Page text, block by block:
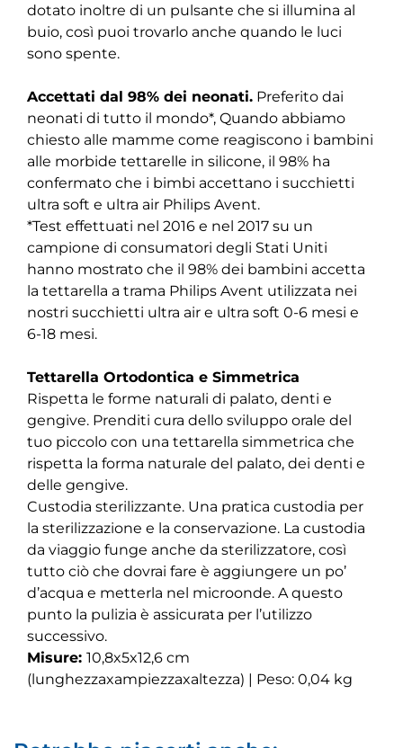
dotato inoltre di un pulsante che si illumina al
buio, così puoi trovarlo anche quando le luci
sono spente.
Accettati dal 98% dei neonati. Preferito dai
neonati di tutto il mondo*, Quando abbiamo
chiesto alle mamme come reagiscono i bambini
alle morbide tettarelle in silicone, il 98% ha
confermato che i bimbi accettano i succhietti
ultra soft e ultra air Philips Avent.
*Test effettuati nel 2016 e nel 2017 su un
campione di consumatori degli Stati Uniti
hanno mostrato che il 98% dei bambini accetta
la tettarella a trama Philips Avent utilizzata nei
nostri succhietti ultra air e ultra soft 0-6 mesi e
6-18 mesi.
Tettarella Ortodontica e Simmetrica
Rispetta le forme naturali di palato, denti e
gengive. Prenditi cura dello sviluppo orale del
tuo piccolo con una tettarella simmetrica che
rispetta la forma naturale del palato, dei denti e
delle gengive.
Custodia sterilizzante. Una pratica custodia per
la sterilizzazione e la conservazione. La custodia
da viaggio funge anche da sterilizzatore, così
tutto ciò che dovrai fare è aggiungere un po’
d’acqua e metterla nel microonde. A questo
punto la pulizia è assicurata per l’utilizzo
successivo.
Misure: 10,8x5x12,6 cm
(lunghezzaxampiezzaxaltezza) | Peso: 0,04 kg